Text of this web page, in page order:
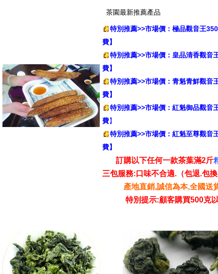
茶園最新推薦產品
特別推薦>>市場價：極品觀音
費】
特別推薦>>市場價：皇品清香觀
費】
特別推薦>>市場價：青魁青鮮觀
費】
特別推薦>>市場價：紅魁御品觀
費】
特別推薦>>市場價：紅魁至尊觀
費】
訂購以下任何一款茶葉滿2斤
三包服務:口味不合適.（包退.包
產地直銷,誠信為本,全國送貨
特別提示:顧客購買500克以